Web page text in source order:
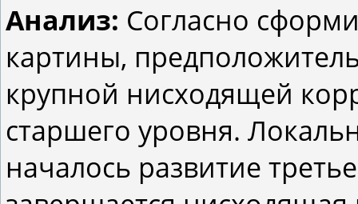
Анализ: Согласно
картины,
крупной нисходящей
старшего уровня.
началось развитие